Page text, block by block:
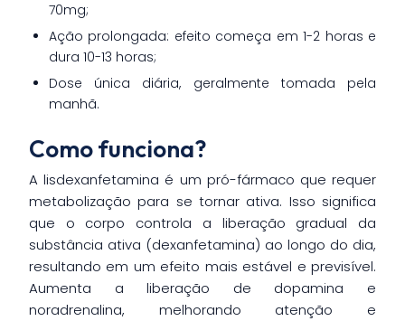
70mg;
Ação prolongada: efeito começa em 1-2 horas e
dura 10-13 horas;
Dose única diária, geralmente tomada pela
manhã.
Como funciona?
A lisdexanfetamina é um pró-fármaco que requer
metabolização para se tornar ativa. Isso significa
que o corpo controla a liberação gradual da
substância ativa (dexanfetamina) ao longo do dia,
resultando em um efeito mais estável e previsível.
Aumenta a liberação de dopamina e
noradrenalina, melhorando atenção e